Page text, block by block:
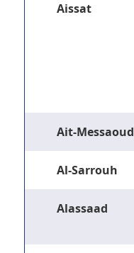
Aissat
Ait-Messaoud
Al-Sarrouh
Alassaad